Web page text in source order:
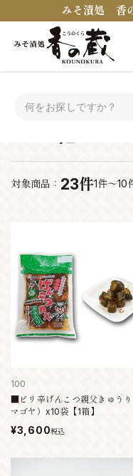
みそ漬処 香
対象商品： 23件1件～10
100
■ピリ辛げんこつ親父きゅうり
マゴヤ）x10袋【1箱】
¥3,600税込